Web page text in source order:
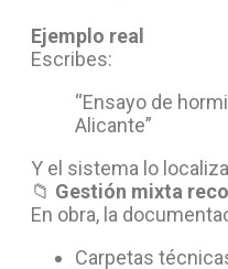
Ejemplo real
Escribes:
“Ensayo de
Alicante”
Y el sistema lo
📁 Gestión mixta
En obra, la
Carpetas